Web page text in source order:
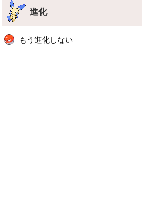
進化†
もう進化しない